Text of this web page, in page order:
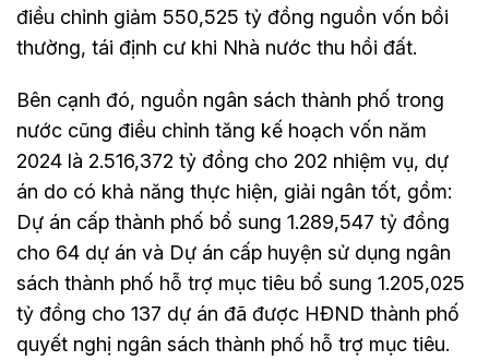
điều chỉnh giảm 550,525 tỷ đồng nguồn vốn bồi
thường, tái định cư khi Nhà nước thu hồi đất.
Bên cạnh đó, nguồn ngân sách thành phố trong
nước cũng điều chỉnh tăng kế hoạch vốn năm
2024 là 2.516,372 tỷ đồng cho 202 nhiệm vụ, dự
án do có khả năng thực hiện, giải ngân tốt, gồm:
Dự án cấp thành phố bổ sung 1.289,547 tỷ đồng
cho 64 dự án và Dự án cấp huyện sử dụng ngân
sách thành phố hỗ trợ mục tiêu bổ sung 1.205,025
tỷ đồng cho 137 dự án đã được HĐND thành phố
quyết nghị ngân sách thành phố hỗ trợ mục tiêu.